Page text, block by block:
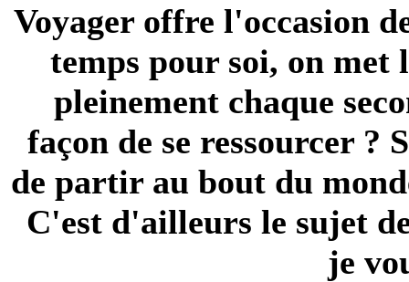
Voyager offre l'occasion
temps pour soi, on met
pleinement chaque
façon de se ressourcer ?
de partir au bout du
C'est d'ailleurs le sujet
je